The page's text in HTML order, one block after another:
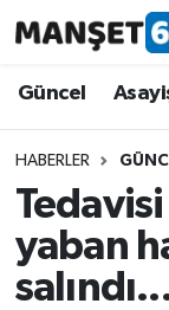
Güncel
HABERLER
yaban
Güncel
Asayiş
Siyaset
Spor